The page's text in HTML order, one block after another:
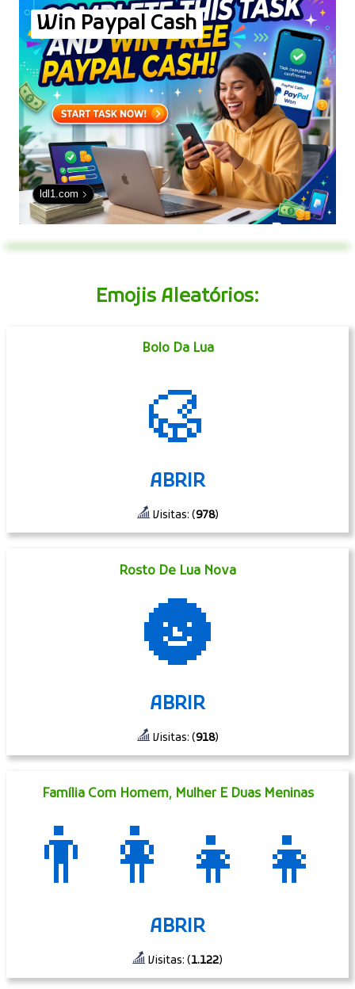
Win Paypal Cash
ldl1.com
Emojis Aleatórios:
Bolo Da Lua
🥮
ABRIR
Visitas: (978)
Rosto De Lua Nova
🌚
ABRIR
Visitas: (918)
Família Com Homem, Mulher E Duas Meninas
👨‍👩‍👧‍👧
ABRIR
Visitas: (1.122)